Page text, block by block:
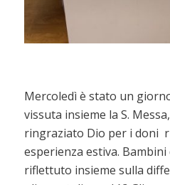
Mercoledì è stato un
vissuta insieme la S.
ringraziato Dio per i doni
esperienza estiva.
riflettuto insieme sulla